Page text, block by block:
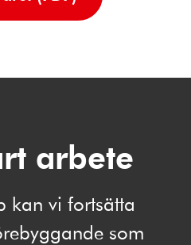
arbete
kan vi fortsätta
som